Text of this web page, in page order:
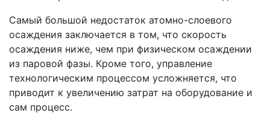
Самый большой недостаток атомно-слоевого
осаждения заключается в том, что скорость
осаждения ниже, чем при физическом осаждении
из паровой фазы. Кроме того, управление
технологическим процессом усложняется, что
приводит к увеличению затрат на оборудование и
сам процесс.